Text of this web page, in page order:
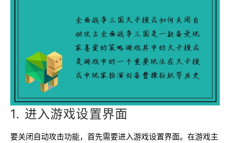
1. 进入游戏设置界面
要关闭自动攻击功能，首先需要进入游戏设置界面。在游戏主